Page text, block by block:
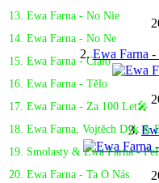
13. Ewa Farna - No Nie
14. Ewa Farna - No Ne
15. Ewa Farna - Ciało
16. Ewa Farna - Tělo
17. Ewa Farna - Za 100 Let🎤
18. Ewa Farna, Vojtěch Dyk &
19. Smolasty & Ewa Farna -
20. Ewa Farna - Ta O Nás
2.Ewa Farna
3.